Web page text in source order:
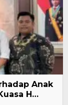
Anak
H…